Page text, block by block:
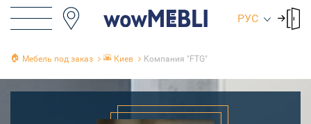
РУС
🏠 Мебель под заказ 🌇 Киев Компания "FTG"